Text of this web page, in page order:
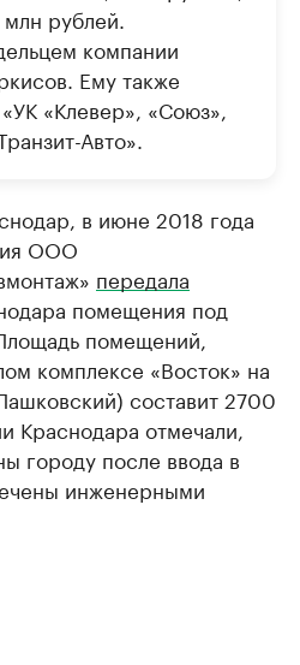
рублей.
компании
Ему также
«Клевер», «Союз»,
Авто».
в июне 2018 года
ООО
передала
помещения под
помещений,
комплексе «Восток» на
составит 2700
Краснодара отмечали,
городу после ввода в
инженерными